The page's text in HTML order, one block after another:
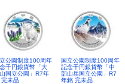
公園制度100周年
千円銀貨幣「大
国立公園」R7年
完未品
国立公園制度100周年
記念千円銀貨幣「中
部山岳国立公園」R7
年銘 完未品